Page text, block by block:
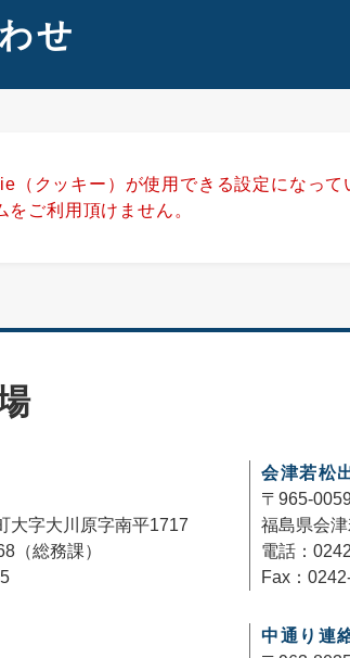
せ
（クッキー）が使用できる設定になっ
をご利用頂けません。
大字大川原字南平1717
（総務課）
会津若松
〒965-
福島県会
電話：
Fax：
中通り連